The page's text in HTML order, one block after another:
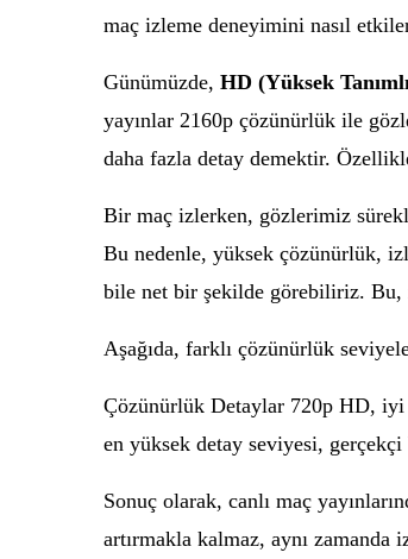
maç izleme deneyimini nasıl
Günümüzde, HD (Yüksek
yayınlar 2160p çözünürlük ile
daha fazla detay demektir.
Bir maç izlerken, gözlerimiz
Bu nedenle, yüksek çözünürlük,
bile net bir şekilde görebiliriz. Bu,
Aşağıda, farklı çözünürlük
Çözünürlük Detaylar 720p HD, iyi
en yüksek detay seviyesi,
Sonuç olarak, canlı maç
artırmakla kalmaz, aynı zamanda